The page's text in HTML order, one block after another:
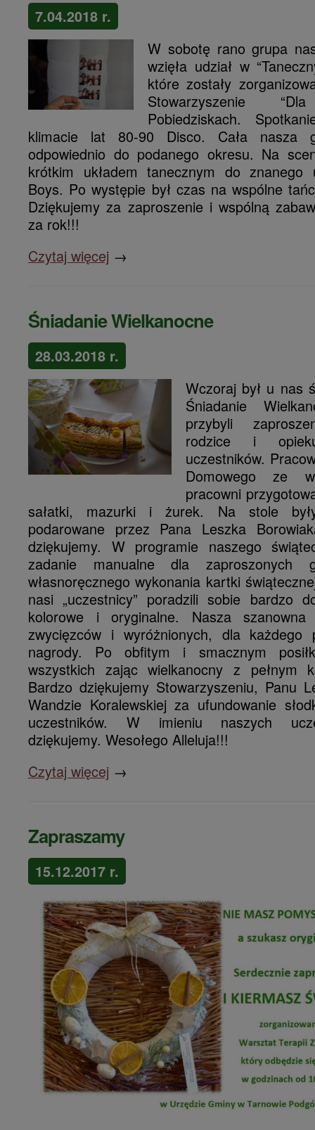
7.04.2018 r.
W sobotę rano grupa
wzięła udział w
które zostały
Stowarzyszenie
Pobiedziskach.
klimacie lat 80-90 Disco. Cała nasza
odpowiednio do podanego okresu. Na
krótkim układem tanecznym do
Boys. Po występie był czas na wspólne
Dziękujemy za zaproszenie i wspólną
za rok!!!
Czytaj więcej →
Śniadanie Wielkanocne
28.03.2018 r.
Wczoraj był u nas
Śniadanie
przybyli
rodzice i
uczestników.
Domowego ze
pracowni
sałatki, mazurki i żurek. Na stole
podarowane przez Pana Leszka
dziękujemy. W programie naszego
zadanie manualne dla zaproszonych
własnoręcznego wykonania kartki ś
nasi „uczestnicy” poradzili sobie bardzo
kolorowe i oryginalne. Nasza szanowna
zwycięzców i wyróżnionych, dla każdego
nagrody. Po obfitym i smacznym
wszystkich zając wielkanocny z pełnym
Bardzo dziękujemy Stowarzyszeniu, Panu
Wandzie Koralewskiej za ufundowanie
uczestników. W imieniu naszych
dziękujemy. Wesołego Alleluja!!!
Czytaj więcej →
Zapraszamy
15.12.2017 r.